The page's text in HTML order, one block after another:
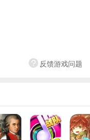
反馈游戏问题